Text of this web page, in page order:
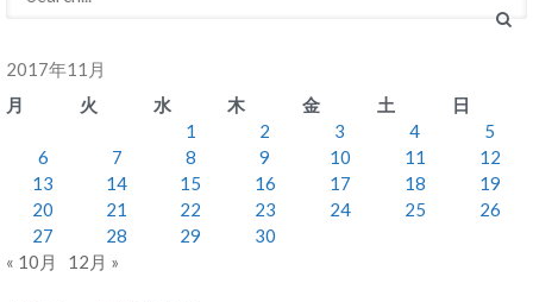
2017年11月
月
火 水 木 金 土
日
1
2 3 4
5
6
7 8 9 10 11
12
13
14 15 16 17 18
19
20
21 22 23 24 25
26
27
28 29
30
« 10月
12月 »